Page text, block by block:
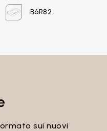
B6R82
sui nuovi